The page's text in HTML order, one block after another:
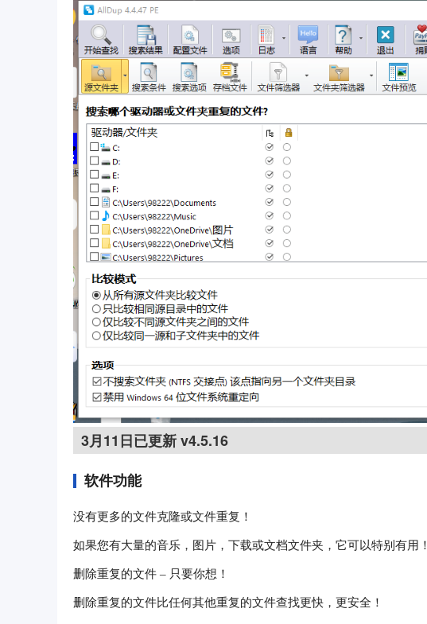
3月11日已更新 v4.5.16
软件功能
没有更多的文件克隆或文件重复！
如果您有大量的音乐，图片，下载或文档文件夹，它可以特别有用！
删除重复的文件 – 只要你想！
删除重复的文件比任何其他重复的文件查找更快，更安全！